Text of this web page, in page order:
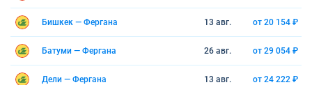
Бишкек — Фергана 13 авг. от 20 154 ₽
Батуми — Фергана 26 авг. от 29 054 ₽
Дели — Фергана 13 авг. от 24 222 ₽